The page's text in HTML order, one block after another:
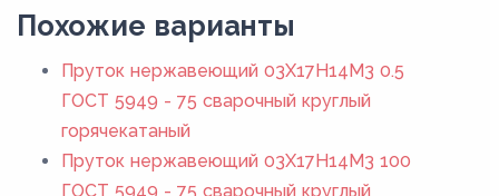
Похожие варианты
Пруток нержавеющий 03Х17Н14М3 0.5
ГОСТ 5949 - 75 сварочный круглый
горячекатаный
Пруток нержавеющий 03Х17Н14М3 100
ГОСТ 5949 - 75 сварочный круглый